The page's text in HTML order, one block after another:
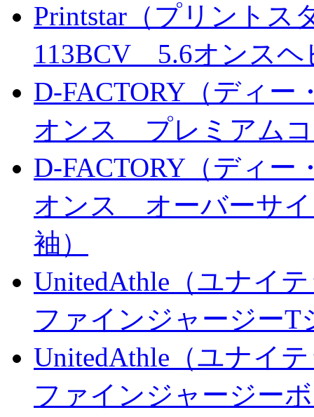
Printstar（プリントス
113BCV 5.6オンスヘ
D-FACTORY（ディ
オンス プレミアム
D-FACTORY（ディ
オンス オーバーサイ
袖）
UnitedAthle（ユナイ
ファインジャージーT
UnitedAthle（ユナイ
ファインジャージー